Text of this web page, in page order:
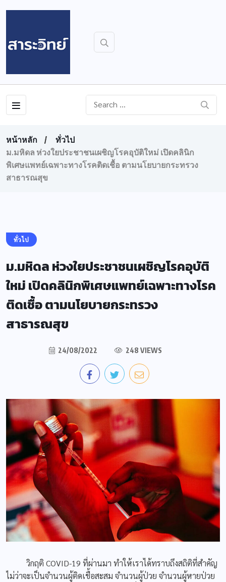
หน้าหลัก
ทั่วไป
ม.มหิดล ห่วงใยประชาชนเผชิญโรคอุบัติใหม่ เปิดคลินิก
พิเศษแพทย์เฉพาะทางโรคติดเชื้อ ตามนโยบายกระทรวง
สาธารณสุข
ทั่วไป
ม.มหิดล ห่วงใยประชาชนเผชิญโรคอุบัติ
ใหม่ เปิดคลินิกพิเศษแพทย์เฉพาะทางโรค
ติดเชื้อ ตามนโยบายกระทรวง
สาธารณสุข
24/08/2022 248 VIEWS
วิกฤติ COVID-19 ที่ผ่านมา ทำให้เราได้ทราบถึงสถิติที่สำคัญ
ไม่ว่าจะเป็นจำนวนผู้ติดเชื้อสะสม จำนวนผู้ป่วย จำนวนผู้หายป่วย